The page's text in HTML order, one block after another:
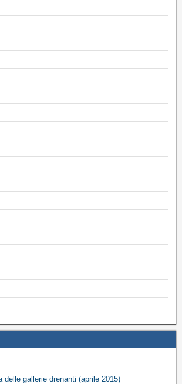
delle gallerie drenanti (aprile 2015)